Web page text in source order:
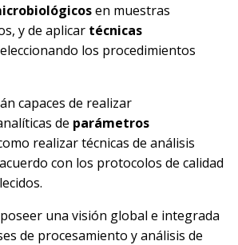
en muestras
y de aplicar técnicas
los procedimientos
capaces de realizar
de parámetros
realizar técnicas de análisis
con los protocolos de calidad
una visión global e integrada
de procesamiento y análisis de